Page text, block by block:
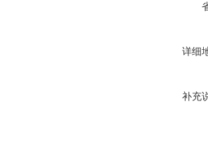
详细
补充